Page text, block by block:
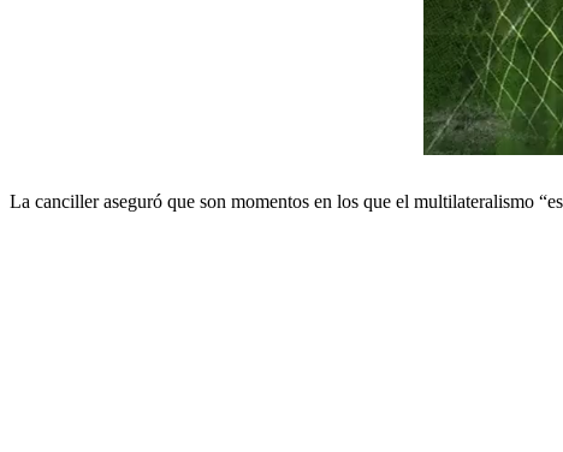
La canciller aseguró que son momentos en los que el multilateralismo